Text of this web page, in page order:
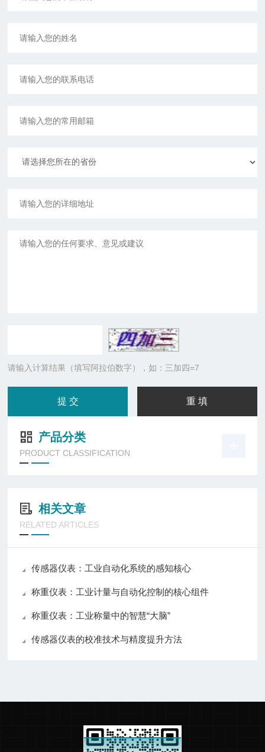
请输入计算结果（填写阿拉伯数字），如：三加四=7
产品分类
PRODUCT CLASSIFICATION
相关文章
RELATED ARTICLES
传感器仪表：工业自动化系统的感知核心
称重仪表：工业计量与自动化控制的核心组件
称重仪表：工业称量中的智慧“大脑”
传感器仪表的校准技术与精度提升方法